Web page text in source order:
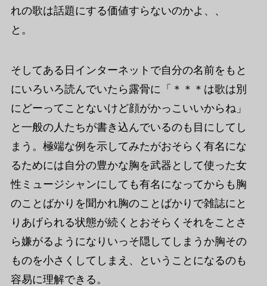
れの歌は話題にする価値すらないのかよ、、
と。
そしてある日インターネットで自分の名前をもと
にいろいろ読んでいたら露骨に「＊＊＊は歌は別
にどーってことないけど顔がかっこいいからね」
と一般の人たちが書き込んでいるのも目にしてし
まう。極端な例を示してみたがおそらく有名にな
るためには自分の豊かな胸を武器として使った女
性ミュージシャンにしても有名になってからも胸
のことばかりを聞かれ胸のことばかりで雑誌にと
りあげられる状態が続くとおそらくそれをことさ
ら嫌がるようになりいっそ隠してしまうか胸その
ものを小さくしてしまえ、ということになるのも
容易に理解できる。